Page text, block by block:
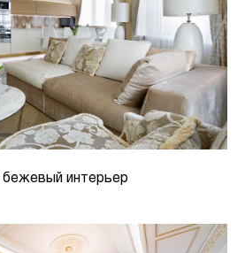
бежевый интерьер